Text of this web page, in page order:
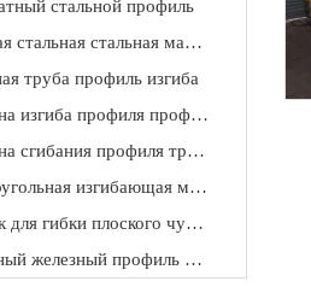
стальной профиль
Круглая стальная стальная машина изгиба
труба профиль изгиба
Машина изгиба профиля профиля канала
Машина сгибания профиля трубки
Прямоугольная изгибающая машина
Станок для гибки плоского чугунного профиля
Угольный железный профиль изгиб
09
своему техническому улучшению и